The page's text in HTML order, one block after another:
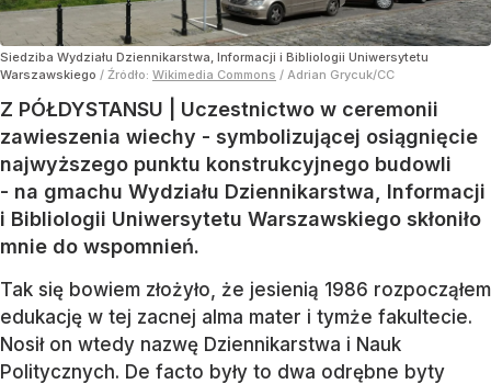
Siedziba Wydziału Dziennikarstwa, Informacji i Bibliologii Uniwersytetu
Warszawskiego / Źródło: Wikimedia Commons / Adrian Grycuk/CC
Z PÓŁDYSTANSU | Uczestnictwo w ceremonii
zawieszenia wiechy - symbolizującej osiągnięcie
najwyższego punktu konstrukcyjnego budowli
- na gmachu Wydziału Dziennikarstwa, Informacji
i Bibliologii Uniwersytetu Warszawskiego skłoniło
mnie do wspomnień.
Tak się bowiem złożyło, że jesienią 1986 rozpocząłem
edukację w tej zacnej alma mater i tymże fakultecie.
Nosił on wtedy nazwę Dziennikarstwa i Nauk
Politycznych. De facto były to dwa odrębne byty